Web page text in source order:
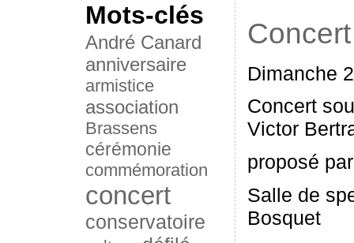
Mots-clés
André Canard
anniversaire
armistice
association
Brassens
cérémonie
commémoration
concert
conservatoire
Dimanche
Concert
Victor
proposé
Salle de
Bosquet